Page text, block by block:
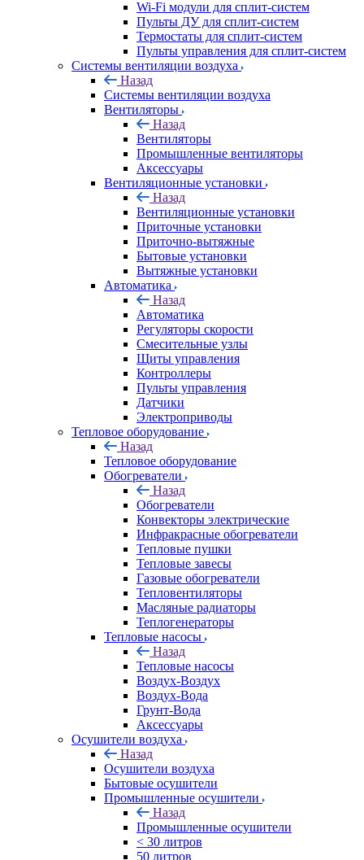
Wi-Fi модули для сплит-систем
Пульты ДУ для сплит-систем
Термостаты для сплит-систем
Пульты управления для сплит-систем
Системы вентиляции воздуха
Назад
Системы вентиляции воздуха
Вентиляторы
Назад
Вентиляторы
Промышленные вентиляторы
Аксессуары
Вентиляционные установки
Назад
Вентиляционные установки
Приточные установки
Приточно-вытяжные
Бытовые установки
Вытяжные установки
Автоматика
Назад
Автоматика
Регуляторы скорости
Смесительные узлы
Щиты управления
Контроллеры
Пульты управления
Датчики
Электроприводы
Тепловое оборудование
Назад
Тепловое оборудование
Обогреватели
Назад
Обогреватели
Конвекторы электрические
Инфракрасные обогреватели
Тепловые пушки
Тепловые завесы
Газовые обогреватели
Тепловентиляторы
Масляные радиаторы
Теплогенераторы
Тепловые насосы
Назад
Тепловые насосы
Воздух-Воздух
Воздух-Вода
Грунт-Вода
Аксессуары
Осушители воздуха
Назад
Осушители воздуха
Бытовые осушители
Промышленные осушители
Назад
Промышленные осушители
< 30 литров
50 литров